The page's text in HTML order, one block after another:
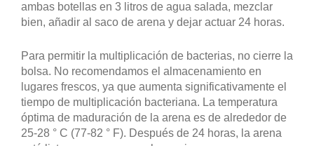
ambas botellas en 3 litros de agua salada, mezclar
bien, añadir al saco de arena y dejar actuar 24 horas.
Para permitir la multiplicación de bacterias, no cierre la
bolsa. No recomendamos el almacenamiento en
lugares frescos, ya que aumenta significativamente el
tiempo de multiplicación bacteriana. La temperatura
óptima de maduración de la arena es de alrededor de
25-28 ° C (77-82 ° F). Después de 24 horas, la arena